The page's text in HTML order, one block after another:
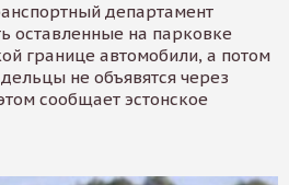
департамент
оставленные на парковке
границе автомобили, а потом
не объявятся через
сообщает эстонское